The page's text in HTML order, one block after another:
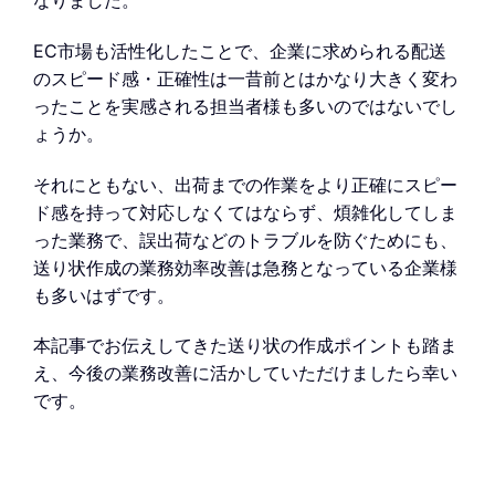
EC市場も活性化したことで、企業に求められる配送
のスピード感・正確性は一昔前とはかなり大きく変わ
ったことを実感される担当者様も多いのではないでし
ょうか。
それにともない、出荷までの作業をより正確にスピー
ド感を持って対応しなくてはならず、煩雑化してしま
った業務で、誤出荷などのトラブルを防ぐためにも、
送り状作成の業務効率改善は急務となっている企業様
も多いはずです。
本記事でお伝えしてきた送り状の作成ポイントも踏ま
え、今後の業務改善に活かしていただけましたら幸い
です。